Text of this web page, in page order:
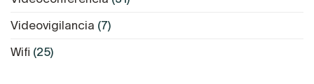
Videovigilancia (7)
Wifi (25)